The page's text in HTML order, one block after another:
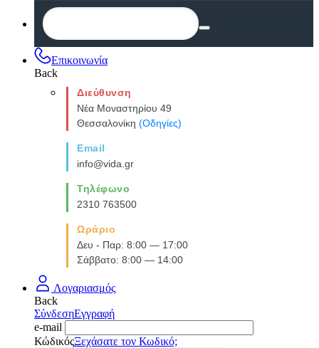
Επικοινωνία
Back
Διεύθυνση
Νέα Μοναστηρίου 49
Θεσσαλονίκη (Οδηγίες)
Email
info@vida.gr
Τηλέφωνο
2310 763500
Ωράριο
Δευ - Παρ: 8:00 — 17:00
Σάββατο: 8:00 — 14:00
Λογαριασμός
Back
ΣύνδεσηΕγγραφή
e-mail
ΚώδικόςΞεχάσατε τον Κωδικό;